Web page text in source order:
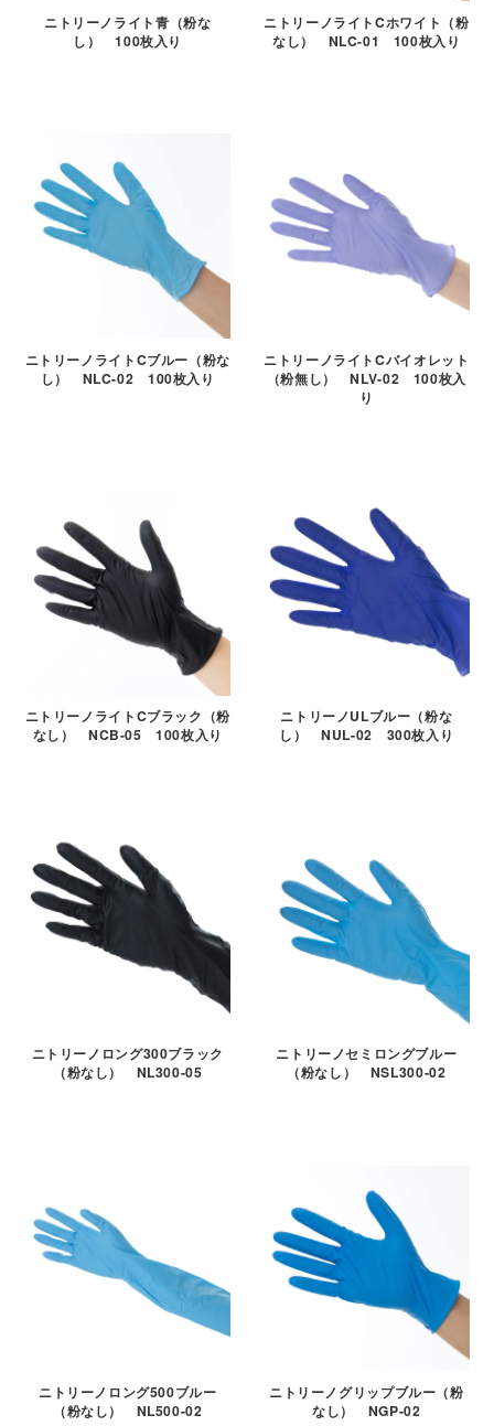
ニトリーノライト青（粉な
し） 100枚入り
ニトリーノライトCホワイト（粉
なし） NLC-01 100枚入り
ニトリーノライトCブルー（粉な
し） NLC-02 100枚入り
ニトリーノライトCバイオレット
（粉無し） NLV-02 100枚入
り
ニトリーノライトCブラック（粉
なし） NCB-05 100枚入り
ニトリーノULブルー（粉な
し） NUL-02 300枚入り
ニトリーノロング300ブラック
（粉なし） NL300-05
ニトリーノセミロングブルー
（粉なし） NSL300-02
ニトリーノロング500ブルー
（粉なし） NL500-02
ニトリーノグリップブルー（粉
なし） NGP-02